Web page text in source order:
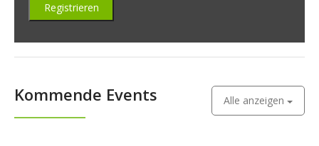
Kommende Events Alle anzeigen